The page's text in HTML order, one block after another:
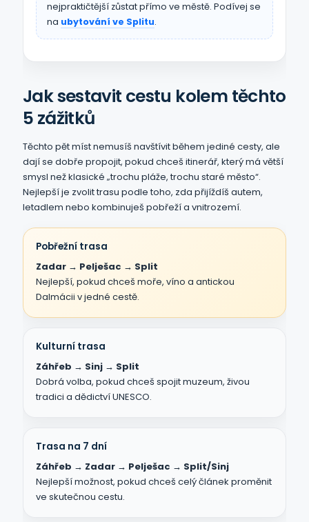
nejpraktičtější zůstat přímo ve městě. Podívej se
na ubytování ve Splitu.
Jak sestavit cestu kolem těchto
5 zážitků
Těchto pět míst nemusíš navštívit během jediné cesty, ale
dají se dobře propojit, pokud chceš itinerář, který má větší
smysl než klasické „trochu pláže, trochu staré město“.
Nejlepší je zvolit trasu podle toho, zda přijíždíš autem,
letadlem nebo kombinuješ pobřeží a vnitrozemí.
Pobřežní trasa
Zadar → Pelješac → Split
Nejlepší, pokud chceš moře, víno a antickou
Dalmácii v jedné cestě.
Kulturní trasa
Záhřeb → Sinj → Split
Dobrá volba, pokud chceš spojit muzeum, živou
tradici a dědictví UNESCO.
Trasa na 7 dní
Záhřeb → Zadar → Pelješac → Split/Sinj
Nejlepší možnost, pokud chceš celý článek proměnit
ve skutečnou cestu.